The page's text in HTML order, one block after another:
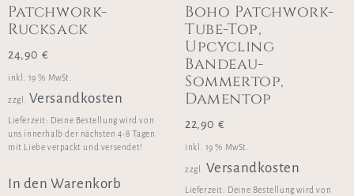
Patchwork-
Rucksack
24,90 €
inkl. 19 % MwSt.
zzgl. Versandkosten
Lieferzeit: Deine Bestellung wird von
uns innerhalb der nächsten 4-8 Tagen
mit Liebe verpackt und versendet!
In den Warenkorb
Boho Patchwork-
Tube-Top,
Upcycling
Bandeau-
Sommertop,
Damentop
22,90 €
inkl. 19 % MwSt.
zzgl. Versandkosten
Lieferzeit: Deine Bestellung wird von